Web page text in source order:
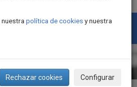
política de cookiesy nuestra
Rechazar cookies Configurar